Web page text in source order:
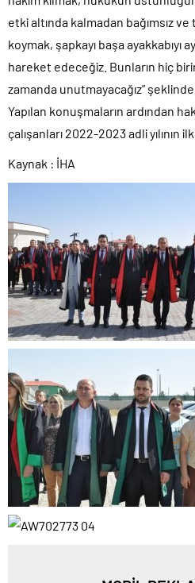
etki altında kalmadan bağımsız
koymak, şapkayı başa ayakkabıyı
hareket edeceğiz. Bunların hiç
zamanda unutmayacağız”
Yapılan konuşmaların ardından
çalışanları 2022-2023 adli yılının
Kaynak : İHA